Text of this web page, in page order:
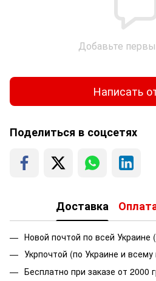
Добавьте
Написать
Поделиться в соцсетях
Доставка
Новой почтой по всей Украине
Укрпочтой (по Украине и всему
Бесплатно при заказе от 2000